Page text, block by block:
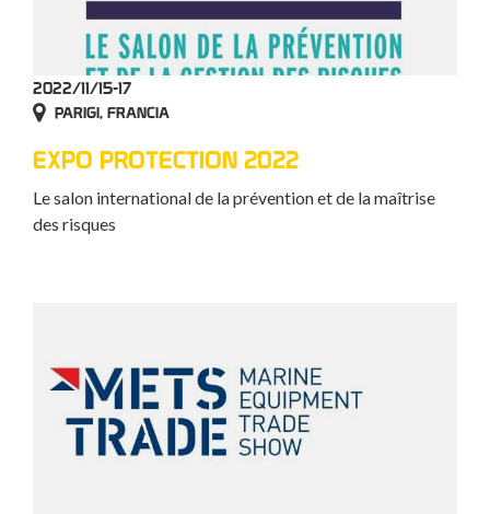
2022/11/15-17
PARIGI, FRANCIA
EXPO PROTECTION 2022
Le salon international de la prévention et de la maîtrise
des risques